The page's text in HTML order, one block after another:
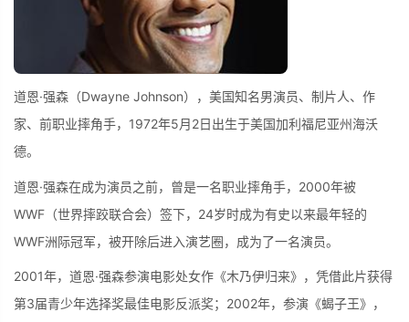
道恩·强森（Dwayne Johnson），美国知名男演员、制片人、作
家、前职业摔角手，1972年5月2日出生于美国加利福尼亚州海沃
德。
道恩·强森在成为演员之前，曾是一名职业摔角手，2000年被
WWF（世界摔跤联合会）签下，24岁时成为有史以来最年轻的
WWF洲际冠军，被开除后进入演艺圈，成为了一名演员。
2001年，道恩·强森参演电影处女作《木乃伊归来》，凭借此片获得
第3届青少年选择奖最佳电影反派奖；2002年，参演《蝎子王》，